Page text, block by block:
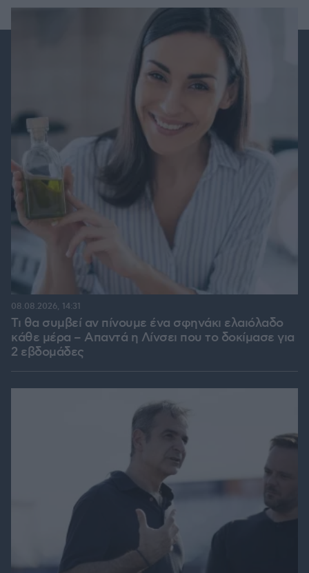
Τι θα συμβεί αν πίνουμε ένα σφηνάκι ελαιόλαδο
κάθε μέρα – Απαντά η Λίνσει που το δοκίμασε για
2 εβδομάδες
08.08.2026, 14:31